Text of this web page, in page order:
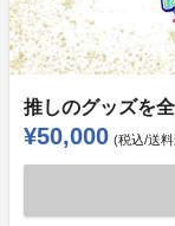
推しのグッズを
¥50,000 (税込/送